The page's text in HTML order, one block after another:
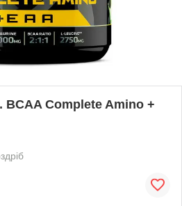
BCAA Complete Amino +